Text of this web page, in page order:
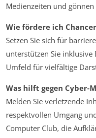
Medienzeiten und
Wie fördere ich
Setzen Sie sich für
unterstützen Sie
Umfeld für vielfältige
Was hilft gegen Cyber-
Melden Sie verletzende
respektvollen Umgang
Computer Club, die